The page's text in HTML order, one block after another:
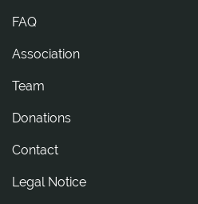
FAQ
Association
Team
Donations
tcatnoC
Legal Notice